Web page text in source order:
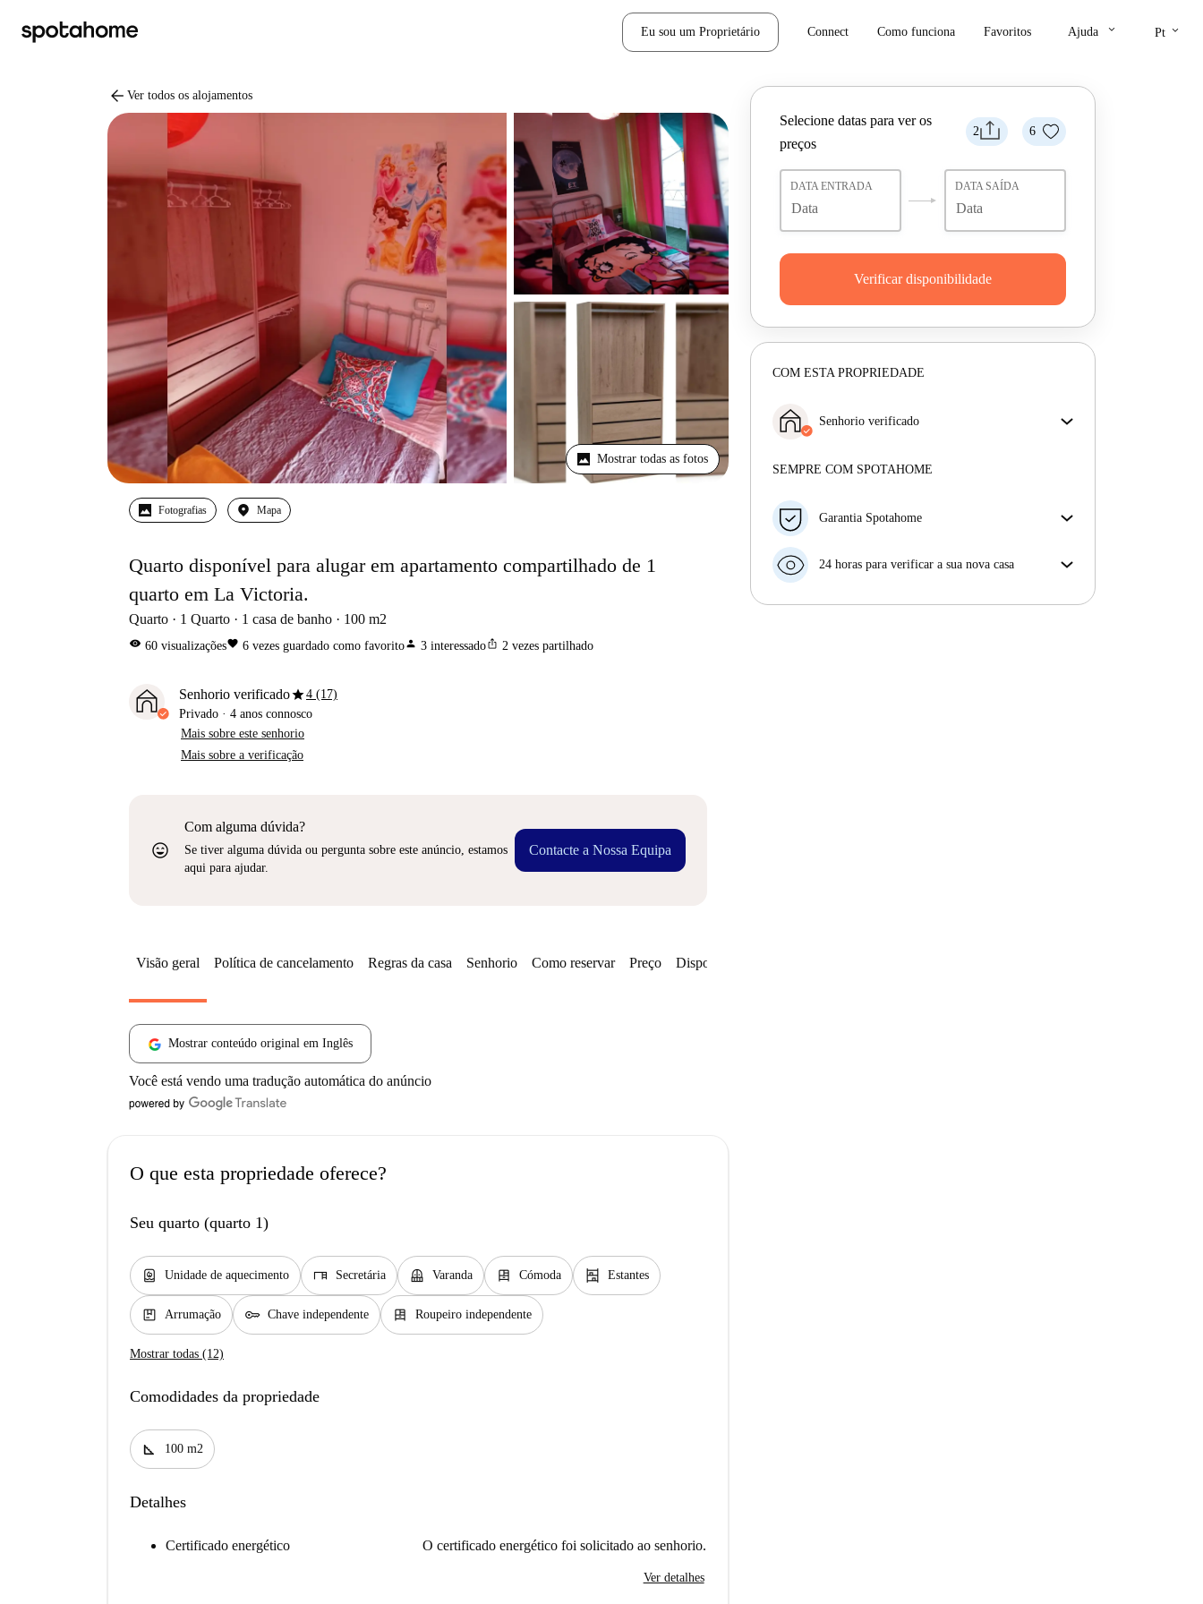
Eu sou um Proprietário Connect Como funciona Favoritos Ajuda keyboard_arrow_down Pt keyboard_arrow_down
arrow_back Ver todos os alojamentos
Mostrar todas as fotos
Fotografias Mapa
Quarto disponível para alugar em apartamento compartilhado de 1
quarto em La Victoria.
Quarto 1 Quarto 1 casa de banho 100 m2
visibility 60 visualizaçõesfavorite 6 vezes guardado como favoritoperson 3 interessadoios_share 2 vezes partilhado
Senhorio verificadostar4 (17)
Privado · 4 anos connosco
Mais sobre este senhorio
Mais sobre a verificação
sentiment_very_satisfied
Com alguma dúvida?
Se tiver alguma dúvida ou pergunta sobre este anúncio, estamos
aqui para ajudar.
Contacte a Nossa Equipa
2 6
Selecione datas para ver os
preços
DATA ENTRADA DATA SAÍDA
Verificar disponibilidade
COM ESTA PROPRIEDADE
Senhorio verificado
Mais sobre este senhorio
SEMPRE COM SPOTAHOME
Garantia Spotahome
antecedência, nós iremos A) pagar um hotel e ajudá-
seu dinheiro na totalidade.
24 horas para verificar a sua nova casa
Visão geral Política de cancelamento Regras da casa Senhorio Como reservar Preço Disponibilidades
Mostrar conteúdo original em Inglês
Você está vendo uma tradução automática do anúncio
O que esta propriedade oferece?
Seu quarto (quarto 1)
water_heater Unidade de aquecimento desk Secretária balcony Varanda dresser Cómoda shelves Estantes
package Arrumação key Chave independente dresser Roupeiro independente
Mostrar todas (12)
Comodidades da propriedade
square_foot 100 m2
Detalhes
Certificado energético O certificado energético foi solicitado ao senhorio.
Ver detalhes